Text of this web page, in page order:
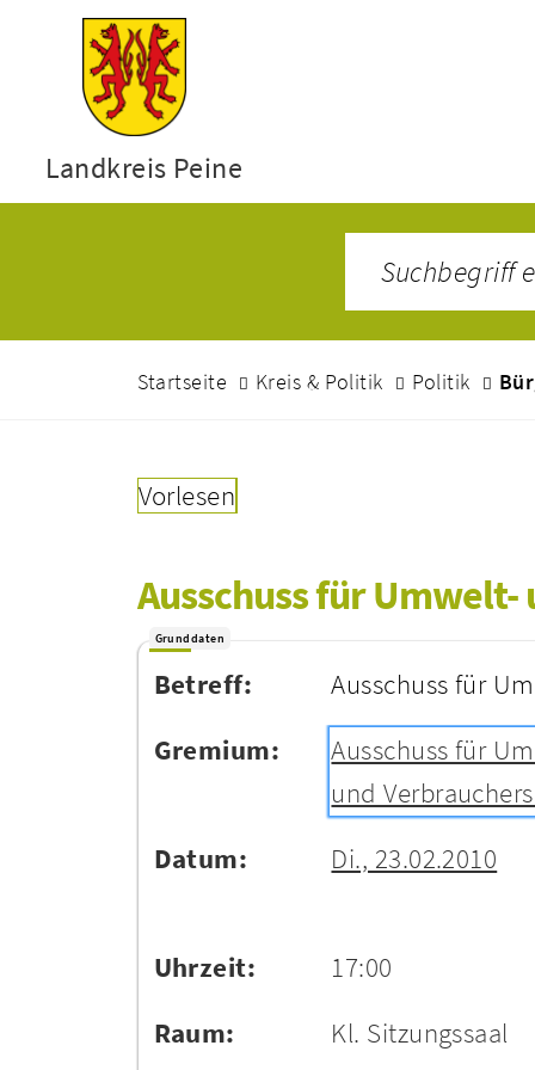
Landkreis Peine
Startseite Kreis & Politik Politik
Vorlesen
Ausschuss für Umwelt-
Grunddaten
Betreff:
Ausschuss für
Gremium:
Ausschuss für
und
Datum:
Di., 23.02.2010
Uhrzeit:
17:00
Raum:
Kl. Sitzungssaal